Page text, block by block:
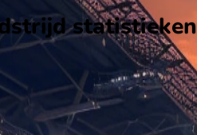
statistieken
(2 - 0)